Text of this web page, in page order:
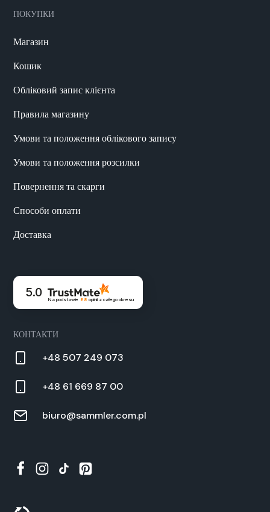
ПОКУПКИ
Магазин
Кошик
Обліковий запис клієнта
Правила магазину
Умови та положення облікового запису
Умови та положення розсилки
Повернення та скарги
Способи оплати
Доставка
5.0
Na podstawie 88 opinii z całego okresu
КОНТАКТИ
+48 507 249 073
+48 61 669 87 00
biuro@sammler.com.pl